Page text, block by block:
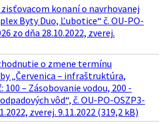
konaní o navrhovanej
Byty Duo, Ľubotice“ č. OU-PO-
zo dňa 28.10.2022, zverej.
o zmene termínu
„Červenica – infraštruktúra,
– Zásobovanie vodou, 200 -
vôd“, č. OU-PO-OSZP3-
zverej. 9.11.2022 (319,2 kB)